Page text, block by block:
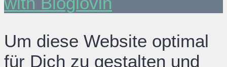
Um diese Website optimal
für Dich zu gestalten und